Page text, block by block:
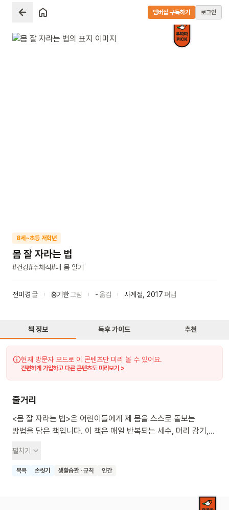
멤버십 구독하기 로그인
8세~초등 저학년
몸 잘 자라는 법
#건강#주체적#내 몸 알기
전미경 글 홍기한그림 - 옮김 사계절 2017펴냄
책 정보 독후 가이드 추천
현재 방문자 모드로 이 콘텐츠만 미리 볼 수 있어요.
간편하게 가입하고 다른 콘텐츠도 미리보기 >
줄거리
<몸 잘 자라는 법>은 어린이들에게 제 몸을 스스로 돌보는
방법을 담은 책입니다. 이 책은 매일 반복되는 세수, 머리 감기,
걷기까지 제 몸을 스스로 돌보는 구체적인 방법을 다룹니다.
나아가 영양가 있게 먹기, 시원하게 똥 누기, 푹 잠자기처럼
펼치기
목욕 손씻기 생활습관 · 규칙 인간